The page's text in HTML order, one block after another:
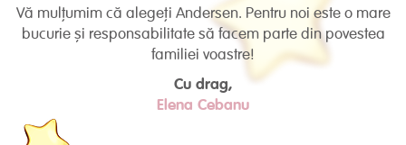
Vă mulțumim că alegeți Andersen. Pentru noi este o mare
bucurie și responsabilitate să facem parte din povestea
familiei voastre!
Cu drag,
Elena Cebanu